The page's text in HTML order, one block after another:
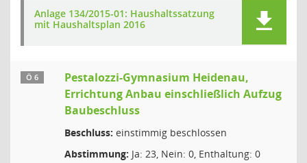
Anlage 134/2015-01: Haushaltssatzung
mit Haushaltsplan 2016
Ö 6
Pestalozzi-Gymnasium Heidenau,
Errichtung Anbau einschließlich Aufzug
Baubeschluss
Beschluss: einstimmig beschlossen
Abstimmung: Ja: 23, Nein: 0, Enthaltung: 0